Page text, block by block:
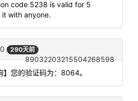
code 5238 is valid for 5
it with anyone.
290天前
89032203215504268598
】您的验证码为：8064。